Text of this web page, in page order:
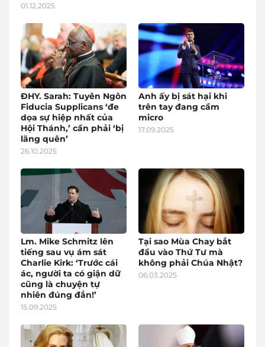
01.12.2025
ĐHY. Sarah: Tuyên Ngôn
Fiducia Supplicans ‘đe
dọa sự hiệp nhất của
Hội Thánh,’ cần phải ‘bị
lãng quên’
26.10.2025
Anh ấy bị sát hại khi
trên tay đang cầm
micro
17.09.2025
Lm. Mike Schmitz lên
tiếng sau vụ ám sát
Charlie Kirk: ‘Trước cái
ác, người ta có giận dữ
cũng là chuyện tự
nhiên đúng đắn!’
15.09.2025
Tại sao Mùa Chay bắt
đầu vào Thứ Tư mà
không phải Chúa Nhật?
06.03.2025